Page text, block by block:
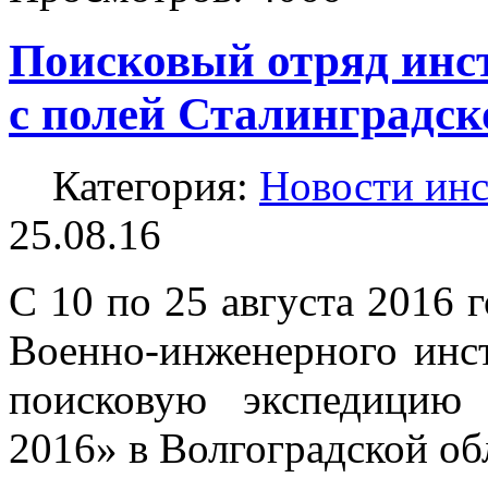
Поисковый отряд
с полей
Категория: Новости
25.08.16
С 10 по 25 августа 2016
Военно-инженерного
поисковую
2016» в Волгоградской